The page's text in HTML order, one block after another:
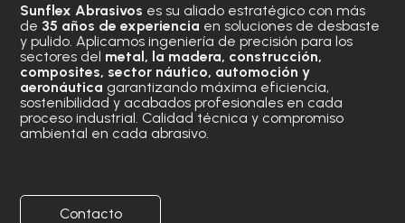
Sunflex Abrasivos es su aliado estratégico con más
de 35 años de experiencia en soluciones de desbaste
y pulido. Aplicamos ingeniería de precisión para los
sectores del metal, la madera, construcción,
composites, sector náutico, automoción y
aeronáutica garantizando máxima eficiencia,
sostenibilidad y acabados profesionales en cada
proceso industrial. Calidad técnica y compromiso
ambiental en cada abrasivo.
Contacto